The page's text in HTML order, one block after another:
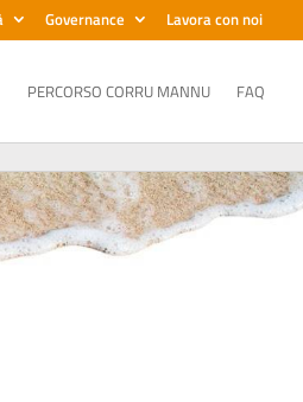
Governance Lavora con noi
PERCORSO CORRU MANNU FAQ